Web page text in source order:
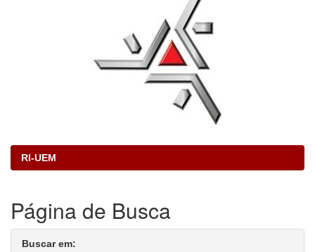
RI-UEM
Página de Busca
Buscar em: